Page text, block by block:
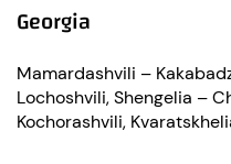
Georgia
Mamardashvili –
Lochoshvili, Shengelia –
Kochorashvili,